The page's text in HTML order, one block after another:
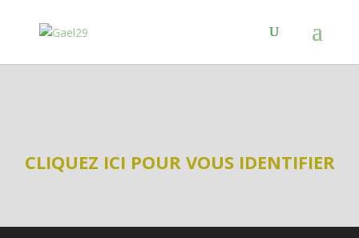
CLIQUEZ ICI POUR VOUS IDENTIFIER